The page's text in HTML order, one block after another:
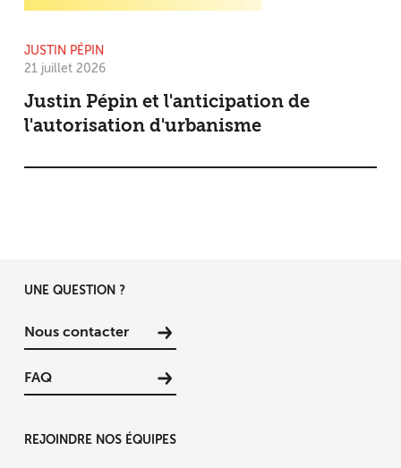
JUSTIN PÉPIN
21 juillet 2026
Justin Pépin et l'anticipation de
l'autorisation d'urbanisme
UNE QUESTION ?
Nous contacter
FAQ
REJOINDRE NOS ÉQUIPES